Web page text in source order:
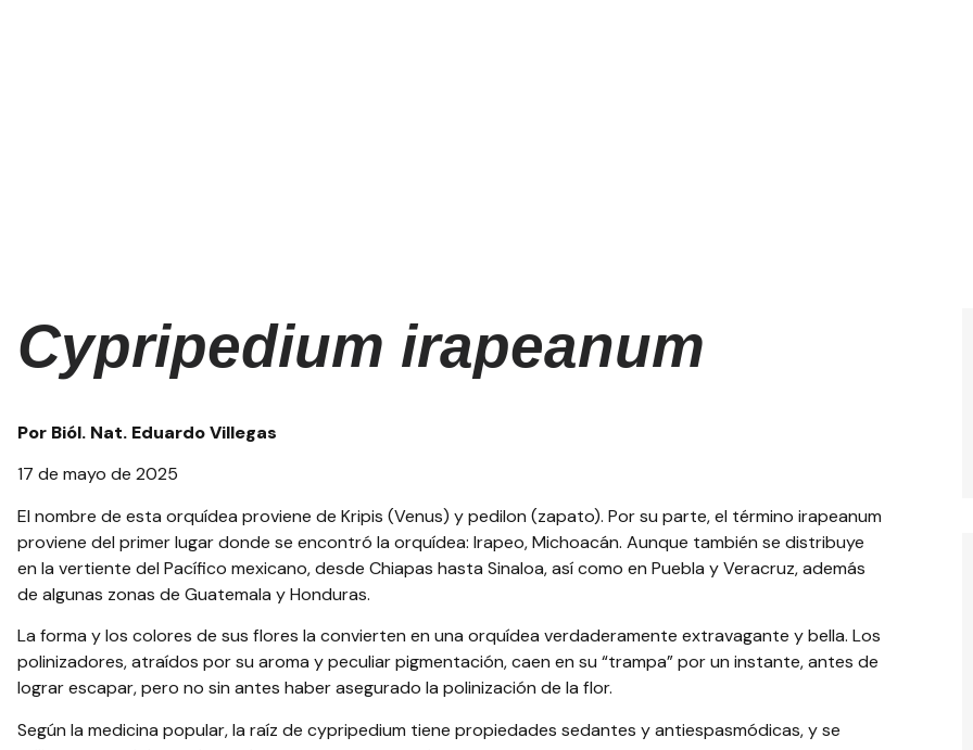
Cypripedium irapeanum
Por Biól. Nat. Eduardo Villegas
17 de mayo de 2025
El nombre de esta orquídea proviene de Kripis (Venus) y pedilon (zapato). Por su parte, el término irapeanum
proviene del primer lugar donde se encontró la orquídea: Irapeo, Michoacán. Aunque también se distribuye
en la vertiente del Pacífico mexicano, desde Chiapas hasta Sinaloa, así como en Puebla y Veracruz, además
de algunas zonas de Guatemala y Honduras.
La forma y los colores de sus flores la convierten en una orquídea verdaderamente extravagante y bella. Los
polinizadores, atraídos por su aroma y peculiar pigmentación, caen en su “trampa” por un instante, antes de
lograr escapar, pero no sin antes haber asegurado la polinización de la flor.
Según la medicina popular, la raíz de cypripedium tiene propiedades sedantes y antiespasmódicas, y se